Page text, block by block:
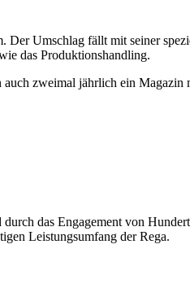
Umschlag fällt mit seiner
das Produktionshandling.
zweimal jährlich ein
das Engagement von
Leistungsumfang der Rega.